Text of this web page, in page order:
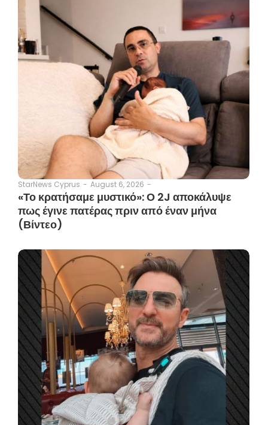
StarNews Cyprus - August 6, 2026 -
«Το κρατήσαμε μυστικό»: Ο 2J αποκάλυψε
πως έγινε πατέρας πριν από έναν μήνα
(Βίντεο)